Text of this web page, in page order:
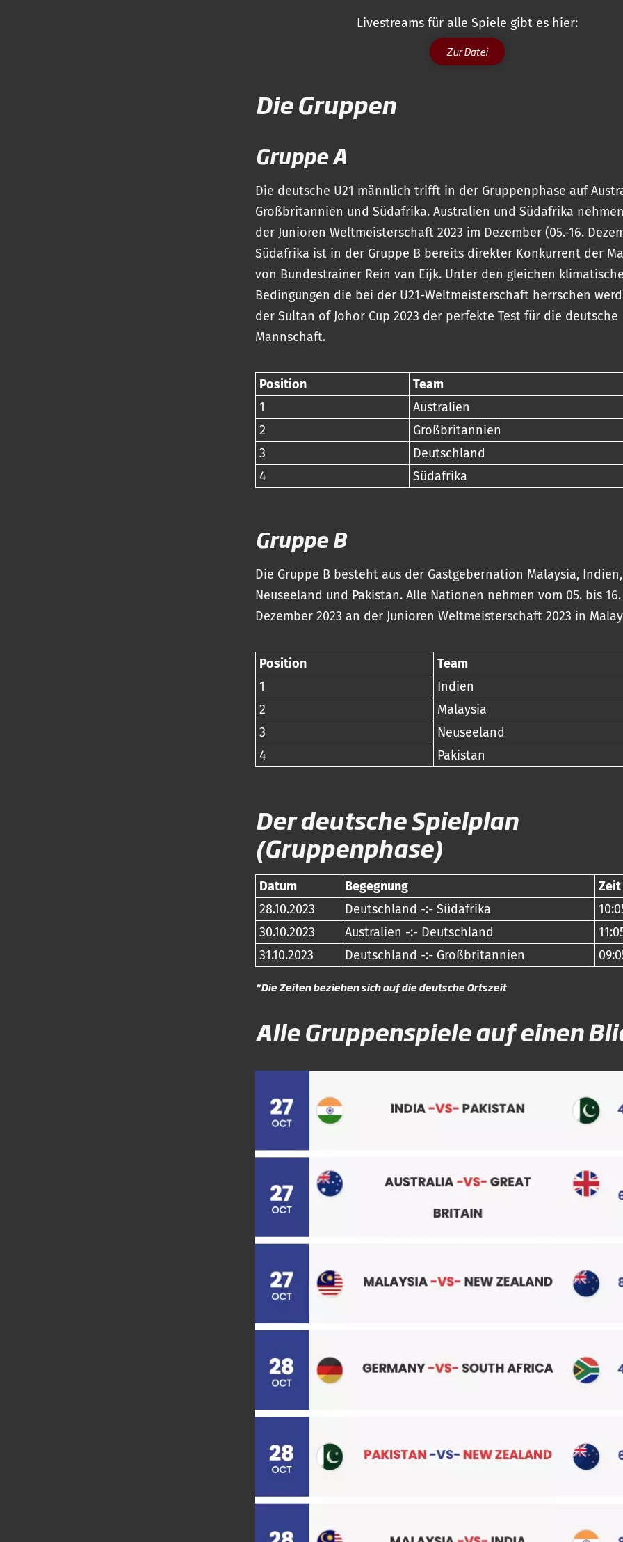
Livestreams für alle Spiele gibt es hier:
Zur Datei
Die Gruppen
Gruppe A
Die deutsche U21 männlich trifft in der Gruppenphase auf
Großbritannien und Südafrika. Australien und Südafrika
der Junioren Weltmeisterschaft 2023 im Dezember (05.-16.
Südafrika ist in der Gruppe B bereits direkter Konkurrent der
von Bundestrainer Rein van Eijk. Unter den gleichen
Bedingungen die bei der U21-Weltmeisterschaft herrschen
der Sultan of Johor Cup 2023 der perfekte Test für die deutsche
Mannschaft.
Position
Team
1
Australien
2
Großbritannien
3
Deutschland
4
Südafrika
Gruppe B
Die Gruppe B besteht aus der Gastgebernation Malaysia, Indien,
Neuseeland und Pakistan. Alle Nationen nehmen vom 05. bis 16.
Dezember 2023 an der Junioren Weltmeisterschaft 2023 in
Position
Team
1
Indien
2
Malaysia
3
Neuseeland
4
Pakistan
Der deutsche Spielplan
(Gruppenphase)
Datum Begegnung
Zeit
28.10.2023
Deutschland -:- Südafrika
30.10.2023
Australien -:- Deutschland
31.10.2023
Deutschland -:- Großbritannien
*Die Zeiten beziehen sich auf die deutsche Ortszeit
Alle Gruppenspiele auf einen